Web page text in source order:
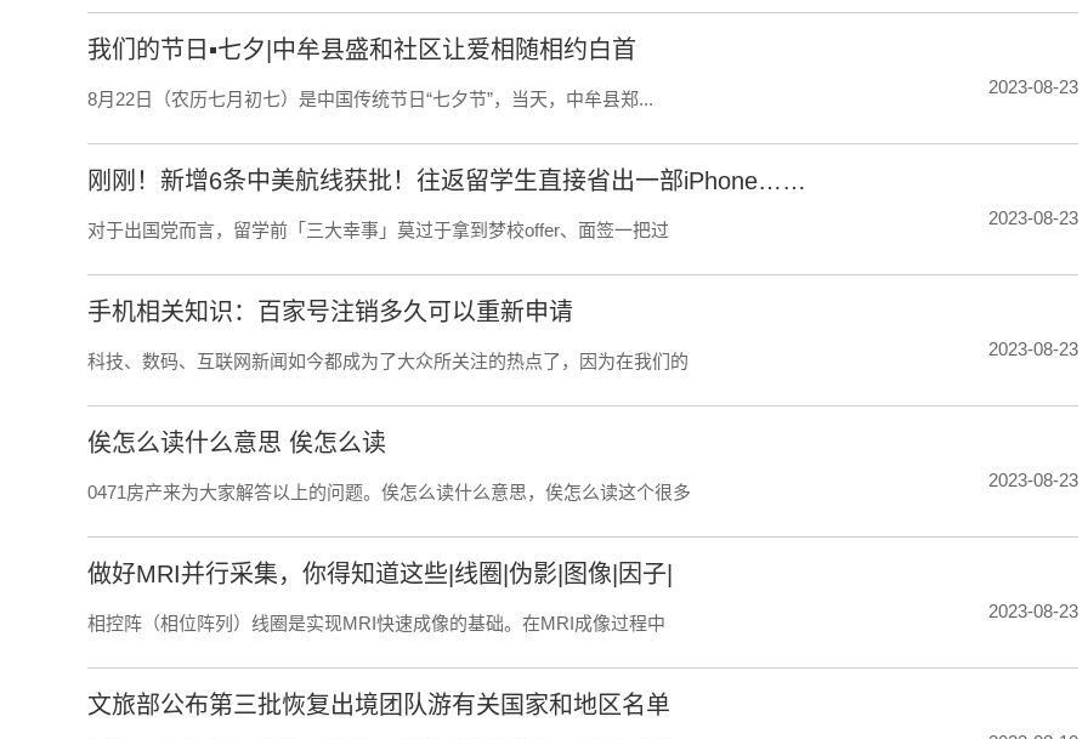
我们的节日▪七夕|中牟县盛和社区让爱相随相约白首
8月22日（农历七月初七）是中国传统节日“七夕节”，当天，中牟县郑...
2023-08-23
刚刚！新增6条中美航线获批！往返留学生直接省出一部iPhone……
对于出国党而言，留学前「三大幸事」莫过于拿到梦校offer、面签一把过
2023-08-23
手机相关知识：百家号注销多久可以重新申请
科技、数码、互联网新闻如今都成为了大众所关注的热点了，因为在我们的
2023-08-23
俟怎么读什么意思 俟怎么读
0471房产来为大家解答以上的问题。俟怎么读什么意思，俟怎么读这个很多
2023-08-23
做好MRI并行采集，你得知道这些|线圈|伪影|图像|因子|
相控阵（相位阵列）线圈是实现MRI快速成像的基础。在MRI成像过程中
2023-08-23
文旅部公布第三批恢复出境团队游有关国家和地区名单